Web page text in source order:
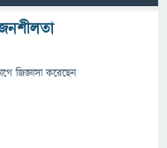
জিজ্ঞাসাকরেছেন